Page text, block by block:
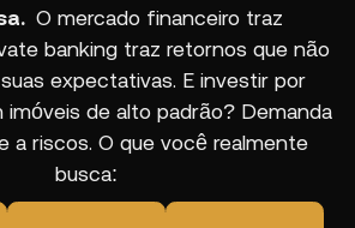
O mercado financeiro traz
banking traz retornos que não
expectativas. E investir por
de alto padrão? Demanda
a riscos. O que você realmente
busca: